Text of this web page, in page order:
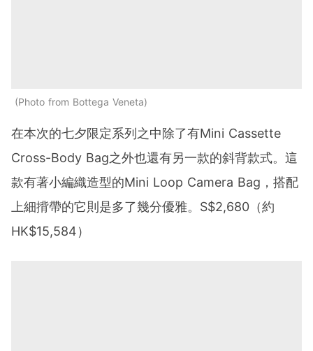
Photo from Bottega Veneta
在本次的七夕限定系列之中除了有Mini Cassette
Cross-Body Bag之外也還有另一款的斜背款式。這
款有著小編織造型的Mini Loop Camera Bag，搭配
上細揹帶的它則是多了幾分優雅。S$2,680（約
HK$15,584）